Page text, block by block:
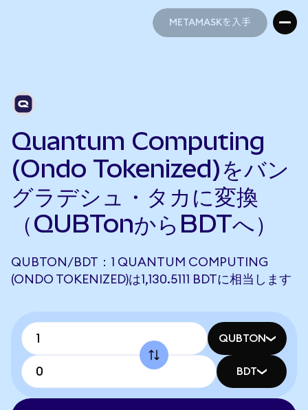
METAMASKを入手
Quantum Computing
(Ondo Tokenized)をバン
グラデシュ・タカに変換
（QUBTonからBDTへ）
QUBTON/BDT：1 QUANTUM COMPUTING
(ONDO TOKENIZED)は1,130.5111 BDTに相当します
QUBTON
BDT